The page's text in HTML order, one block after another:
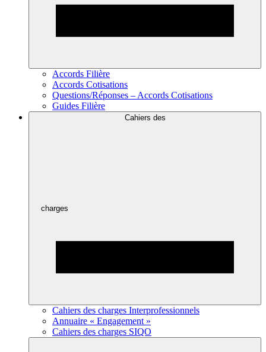
Accords Filière
Accords Cotisations
Questions/Réponses – Accords Cotisations
Guides Filière
Cahiers des
charges
Cahiers des charges Interprofessionnels
Annuaire « Engagement »
Cahiers des charges SIQO